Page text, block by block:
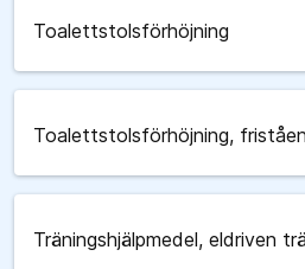
Toalettstolsförhöjning
Toalettstolsförhöjning,
Träningshjälpmedel, eldriven